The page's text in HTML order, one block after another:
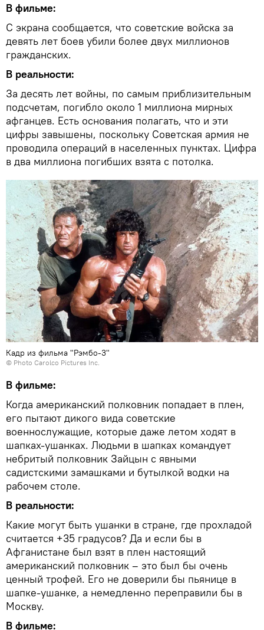
В фильме:
С экрана сообщается, что советские войска за
девять лет боев убили более двух миллионов
гражданских.
В реальности:
За десять лет войны, по самым приблизительным
подсчетам, погибло около 1 миллиона мирных
афганцев. Есть основания полагать, что и эти
цифры завышены, поскольку Советская армия не
проводила операций в населенных пунктах. Цифра
в два миллиона погибших взята с потолка.
Кадр из фильма "Рэмбо-3"
© Photo Carolco Pictures Inc.
В фильме:
Когда американский полковник попадает в плен,
его пытают дикого вида советские
военнослужащие, которые даже летом ходят в
шапках-ушанках. Людьми в шапках командует
небритый полковник Зайцын с явными
садистскими замашками и бутылкой водки на
рабочем столе.
В реальности:
Какие могут быть ушанки в стране, где прохладой
считается +35 градусов? Да и если бы в
Афганистане был взят в плен настоящий
американский полковник – это был бы очень
ценный трофей. Его не доверили бы пьянице в
шапке-ушанке, а немедленно переправили бы в
Москву.
В фильме: